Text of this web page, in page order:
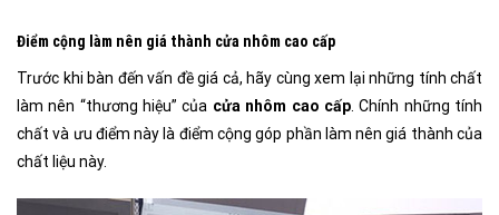
Điểm cộng làm nên giá thành cửa nhôm cao cấp
Trước khi bàn đến vấn đề giá cả, hãy cùng xem lại những tính chất
làm nên “thương hiệu” của cửa nhôm cao cấp. Chính những tính
chất và ưu điểm này là điểm cộng góp phần làm nên giá thành của
chất liệu này.